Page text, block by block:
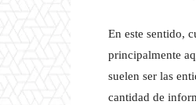
En este sentido,
principalmente
suelen ser las
cantidad de